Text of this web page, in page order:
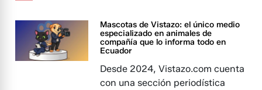
Mascotas de Vistazo: el único medio
especializado en animales de
compañía que lo informa todo en
Ecuador
Desde 2024, Vistazo.com cuenta
con una sección periodística